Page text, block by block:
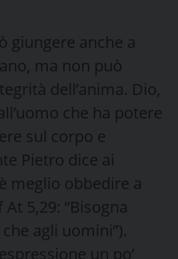
giungere anche a
ma non può
dell’anima. Dio,
che ha potere
sul corpo e
Pietro dice ai
meglio obbedire a
5,29: “Bisogna
agli uomini”).
un po’